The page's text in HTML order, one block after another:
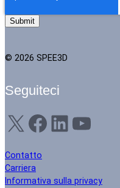
© 2026 SPEE3D
Seguiteci
X Facebook LinkedIn YouTube
Contatto
Carriera
Informativa sulla privacy